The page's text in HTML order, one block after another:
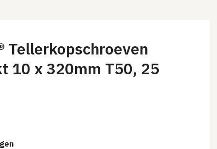
Tellerkopschroeven
10 x 320mm T50, 25